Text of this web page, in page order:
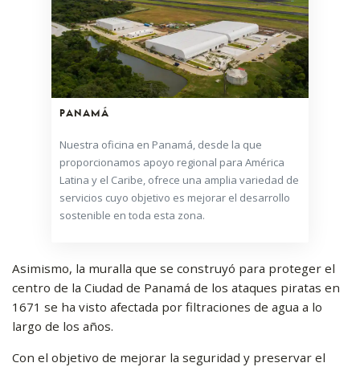
PANAMÁ
Nuestra oficina en Panamá, desde la que
proporcionamos apoyo regional para América
Latina y el Caribe, ofrece una amplia variedad de
servicios cuyo objetivo es mejorar el desarrollo
sostenible en toda esta zona.
Asimismo, la muralla que se construyó para proteger el
centro de la Ciudad de Panamá de los ataques piratas en
1671 se ha visto afectada por filtraciones de agua a lo
largo de los años.
Con el objetivo de mejorar la seguridad y preservar el